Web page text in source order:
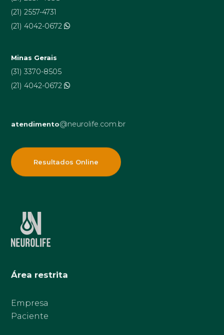
Área restrita
Empresa
Paciente
(21) 2557-4731
(21) 4042-0672
Minas Gerais
(31) 3370-8505
(21) 4042-0672
atendimento@neurolife.com.br
Resultados Online